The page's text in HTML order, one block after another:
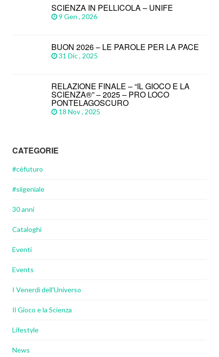
SCIENZA IN PELLICOLA – UNIFE
9 Gen , 2026
BUON 2026 – LE PAROLE PER LA PACE
31 Dic , 2025
RELAZIONE FINALE – “IL GIOCO E LA
SCIENZA®” – 2025 – PRO LOCO
PONTELAGOSCURO
18 Nov , 2025
CATEGORIE
#cèfuturo
#siigeniale
30 anni
Cataloghi
Eventi
Events
I Venerdì dell'Universo
Il Gioco e la Scienza
Lifestyle
News